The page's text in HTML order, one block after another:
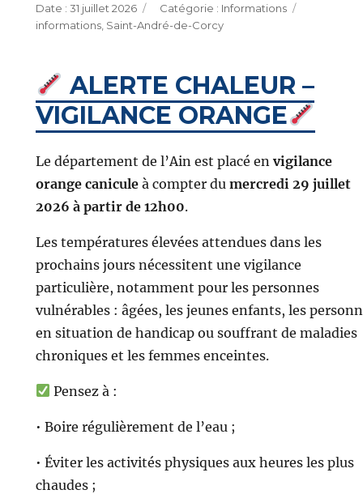
Publié
le
31 juillet 2026 Catégories
Informations
informations, Saint-André-de-Corcy
ALERTE CHALEUR –
VIGILANCE ORANGE
Le département de l’Ain est placé en vigilance
orange caniculeà compter du mercredi 29 juillet
2026 à partir de 12h00.
Les températures élevées attendues dans les
prochains jours nécessitent une vigilance
particulière, notamment pour les personnes
vulnérables : âgées, les jeunes enfants, les
en situation de handicap ou souffrant de maladies
chroniques et les femmes enceintes.
Pensez à :
• Boire régulièrement de l’eau ;
• Éviter les activités physiques aux heures les plus
chaudes ;